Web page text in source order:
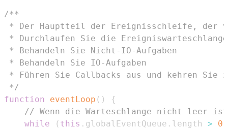
*/
function
eventLoop ( )
{
// Wenn die Warteschlange nicht leer
while
( this . globalEventQueue . length > 0